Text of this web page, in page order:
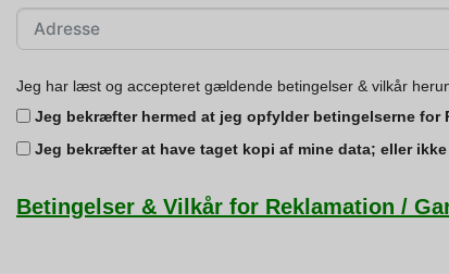
Jeg har læst og accepteret gældende betingelser & vilkår
Jeg bekræfter hermed at jeg opfylder betingelserne for
Jeg bekræfter at have taget kopi af mine data; eller
Betingelser & Vilkår for Reklamation /